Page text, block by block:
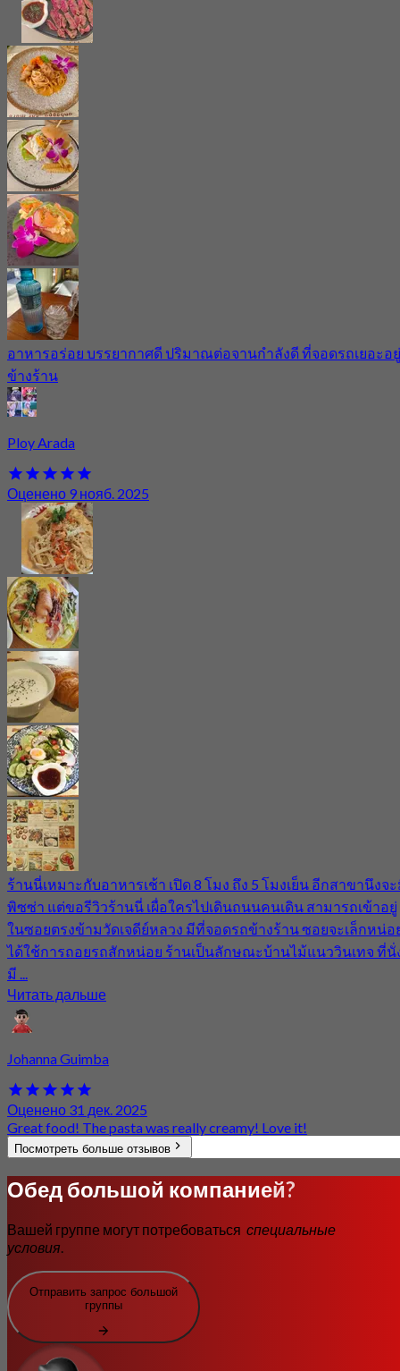
อาหารอร่อย บรรยากาศดี ปริมาณต่อจานกำลังดี ที่จอดรถเยอะอยู่
ข้างร้าน
Ploy Arada
Оценено 9 нояб. 2025
ร้านนี่เหมาะกับอาหารเช้า เปิด 8 โมง ถึง 5 โมงเย็น อีกสาขานึงจ
พิซซ่า แต่ขอรีวิวร้านนี่ เผื่อใครไปเดินถนนคนเดิน สามารถเข้าอยู่
ในซอยตรงข้ามวัดเจดีย์หลวง มีที่จอดรถข้างร้าน ซอยจะเล็กหน่อ
ได้ใช้การถอยรถสักหน่อย ร้านเป็นลักษณะบ้านไม้แนววินเทจ ที่นั่
มี ...
Читать дальше
Johanna Guimba
Оценено 31 дек. 2025
Great food! The pasta was really creamy! Love it!
Посмотреть больше отзывов
Обед большой компанией?
Вашей группе могут потребоваться специальные
условия.
Отправить запрос большой
группы